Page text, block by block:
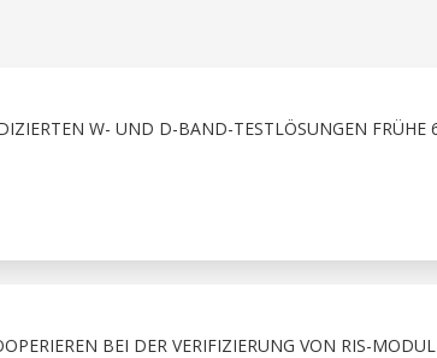
W- UND D-BAND-TESTLÖSUNGEN FRÜHE
BEI DER VERIFIZIERUNG VON RIS-